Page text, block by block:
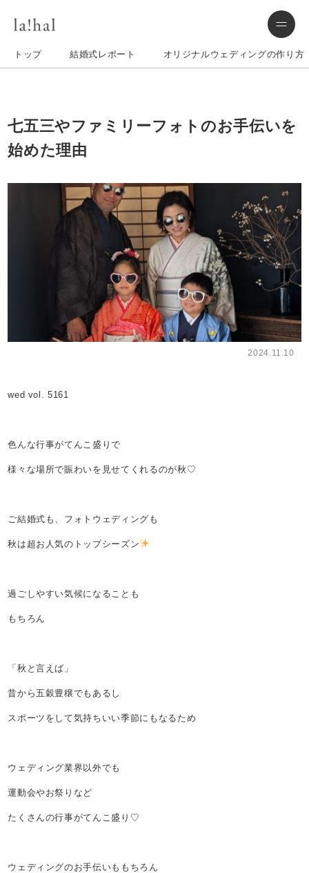
トップ 結婚式レポート オリジナルウェディングの作り方
七五三やファミリーフォトのお手伝いを
始めた理由
2024.11.10
wed vol. 5161
色んな行事がてんこ盛りで
様々な場所で賑わいを見せてくれるのが秋♡
ご結婚式も、フォトウェディングも
秋は超お人気のトップシーズン
過ごしやすい気候になることも
もちろん
「秋と言えば」
昔から五穀豊穣でもあるし
スポーツをして気持ちいい季節にもなるため
ウェディング業界以外でも
運動会やお祭りなど
たくさんの行事がてんこ盛り♡
ウェディングのお手伝いももちろん